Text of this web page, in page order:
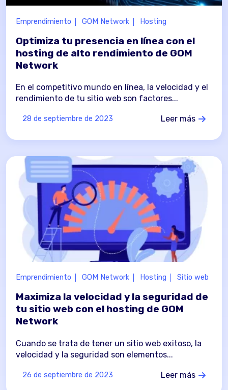
Emprendimiento GOM Network Hosting
Optimiza tu presencia en línea con el
hosting de alto rendimiento de GOM
Network
En el competitivo mundo en línea, la velocidad y el
rendimiento de tu sitio web son factores...
28 de septiembre de 2023 Leer más
Emprendimiento GOM Network Hosting Sitio web
Maximiza la velocidad y la seguridad de
tu sitio web con el hosting de GOM
Network
Cuando se trata de tener un sitio web exitoso, la
velocidad y la seguridad son elementos...
26 de septiembre de 2023 Leer más